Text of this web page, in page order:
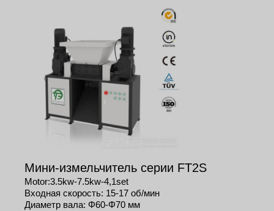
Мини-измельчитель серии FT2S
Motor:3.5kw-7.5kw-4,1set
Входная скорость: 15-17 об/мин
Диаметр вала: Φ60-Φ70 мм